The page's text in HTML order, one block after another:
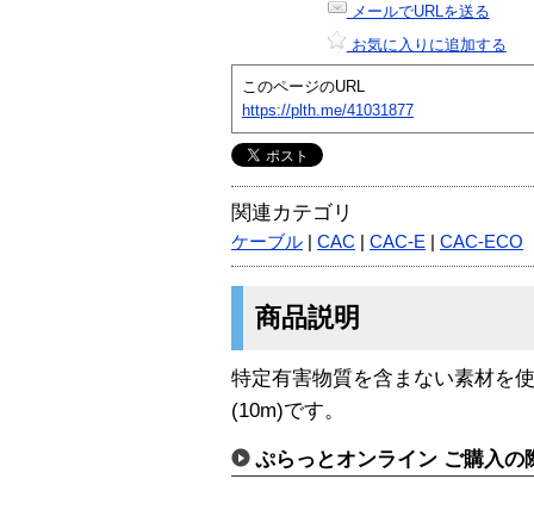
メールでURLを送る
お気に入りに追加する
このページのURL
https://plth.me/41031877
関連カテゴリ
ケーブル CAC CAC-E CAC-ECO
商品説明
特定有害物質を含まない素材を
(10m)です。
ぷらっとオンライン ご購入の